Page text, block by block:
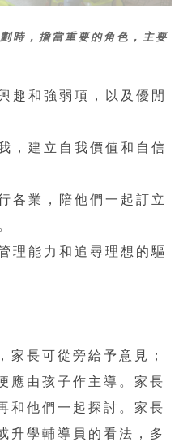
時，擔當重要的角色，主要
趣和強弱項，以及優閒
，建立自我價值和自信
各業，陪他們一起訂立
理能力和追尋理想的驅
家長可從旁給予意見；
應由孩子作主導。家長
和他們一起探討。家長
升學輔導員的看法，多